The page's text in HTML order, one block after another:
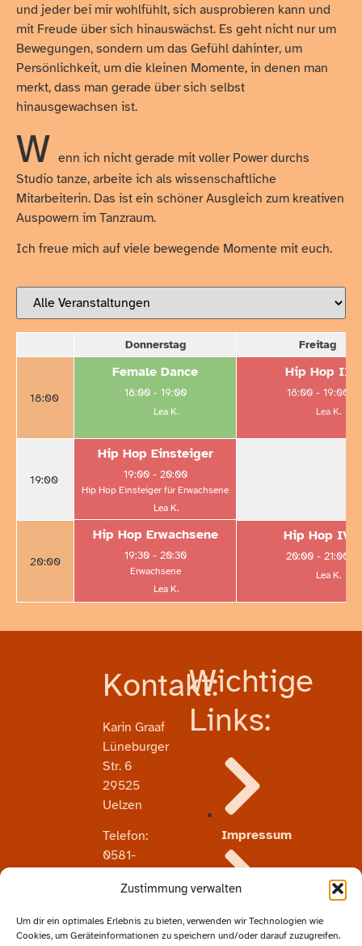
Zustimmung verwalten
Um dir ein optimales Erlebnis zu bieten, verwenden wir Technologien wie
Cookies, um Geräteinformationen zu speichern und/oder darauf zuzugreifen.
und jeder bei mir wohlfühlt, sich ausprobieren kann und
mit Freude über sich hinauswächst. Es geht nicht nur um
Bewegungen, sondern um das Gefühl dahinter, um
Persönlichkeit, um die kleinen Momente, in denen man
merkt, dass man gerade über sich selbst
hinausgewachsen ist.
W enn ich nicht gerade mit voller Power durchs
Studio tanze, arbeite ich als wissenschaftliche
Mitarbeiterin. Das ist ein schöner Ausgleich zum kreativen
Auspowern im Tanzraum.
Ich freue mich auf viele bewegende Momente mit euch.
Donnerstag Freitag
18:00
Female Dance
18:00 - 19:00
Lea K.
Hip Hop II
18:00 - 19:00
Lea K.
19:00
Hip Hop Einsteiger
19:00 - 20:00
Hip Hop Einsteiger für Erwachsene
Lea K.
Hip Hop Erwachsene
19:30 - 20:30
Erwachsene
Lea K.
20:00
Hip Hop IV
20:00 - 21:00
Lea K.
Kontakt:
Karin Graaf
Lüneburger
Str. 6
29525
Uelzen
Telefon:
0581-
Email:
info@studiograaf.de
Wichtige
Links:
Impressum
Datenschutz